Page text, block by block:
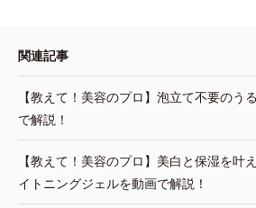
関連記事
【教えて！美容のプロ】泡立て不要のう
で解説！
【教えて！美容のプロ】美白と保湿を叶
イトニングジェルを動画で解説！